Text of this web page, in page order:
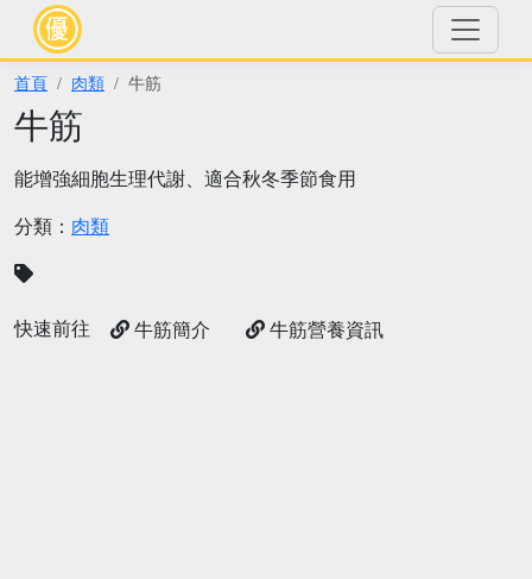
首頁 肉類 牛筋
牛筋
能增強細胞生理代謝、適合秋冬季節食用
分類： 肉類
快速前往 牛筋簡介 牛筋營養資訊